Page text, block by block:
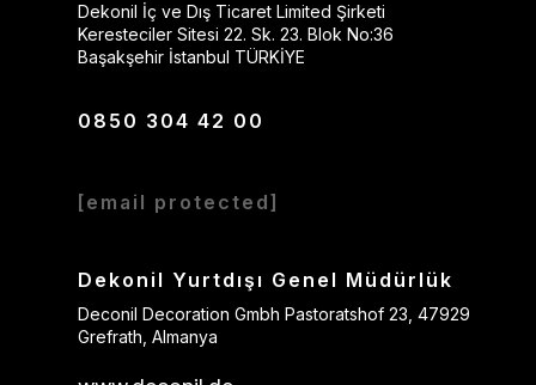
Dekonil İç ve Dış Ticaret Limited Şirketi
Keresteciler Sitesi 22. Sk. 23. Blok No:36
Başakşehir İstanbul TÜRKİYE
0850 304 42 00
[email protected]
Dekonil Yurtdışı Genel Müdürlük
Deconil Decoration Gmbh Pastoratshof 23, 47929
Grefrath, Almanya